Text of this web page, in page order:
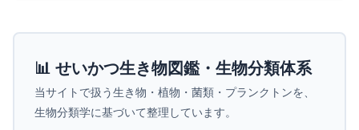
📊 せいかつ生き物図鑑・生物分類体系
当サイトで扱う生き物・植物・菌類・プランクトンを、
生物分類学に基づいて整理しています。